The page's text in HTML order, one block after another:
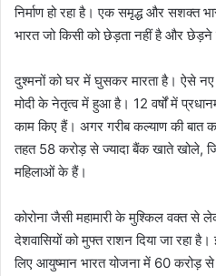
निर्माण हो रहा है। एक समृद्ध और सशक्त
भारत जो किसी को छेड़ता नहीं है और छेड़ने
दुश्मनों को घर में घुसकर मारता है। ऐसे नए
मोदी के नेतृत्व में हुआ है। 12 वर्षों में
काम किए हैं। अगर गरीब कल्याण की
तहत 58 करोड़ से ज्यादा बैंक खाते खोले,
महिलाओं के हैं।
कोरोना जैसी महामारी के मुश्किल वक्त
देशवासियों को मुफ्त राशन दिया जा रहा
लिए आयुष्मान भारत योजना में 60 करोड़